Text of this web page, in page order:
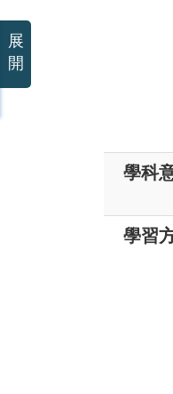
學科
學習
展
開